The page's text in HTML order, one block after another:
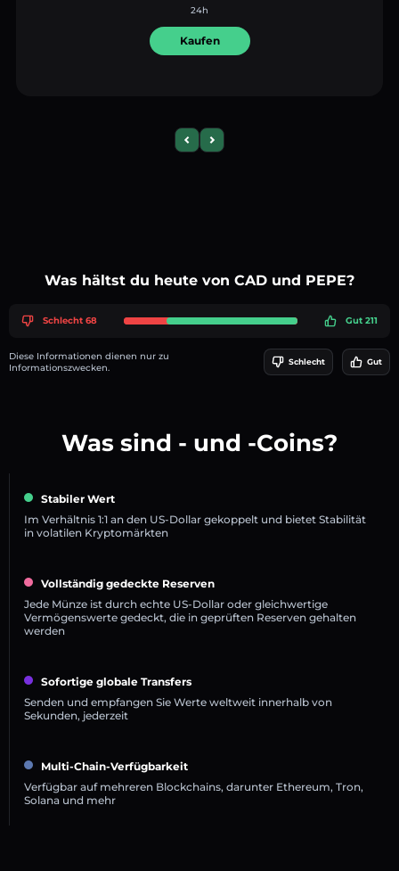
24h
Kaufen
Previous slide
Next slide
Was hältst du heute von CAD und PEPE?
Schlecht 68 Gut 211
Diese Informationen dienen nur zu
Informationszwecken.
Schlecht Gut
Was sind - und -Coins?
Stabiler Wert
Im Verhältnis 1:1 an den US-Dollar gekoppelt und bietet Stabilität
in volatilen Kryptomärkten
Vollständig gedeckte Reserven
Jede Münze ist durch echte US-Dollar oder gleichwertige
Vermögenswerte gedeckt, die in geprüften Reserven gehalten
werden
Sofortige globale Transfers
Senden und empfangen Sie Werte weltweit innerhalb von
Sekunden, jederzeit
Multi-Chain-Verfügbarkeit
Verfügbar auf mehreren Blockchains, darunter Ethereum, Tron,
Solana und mehr